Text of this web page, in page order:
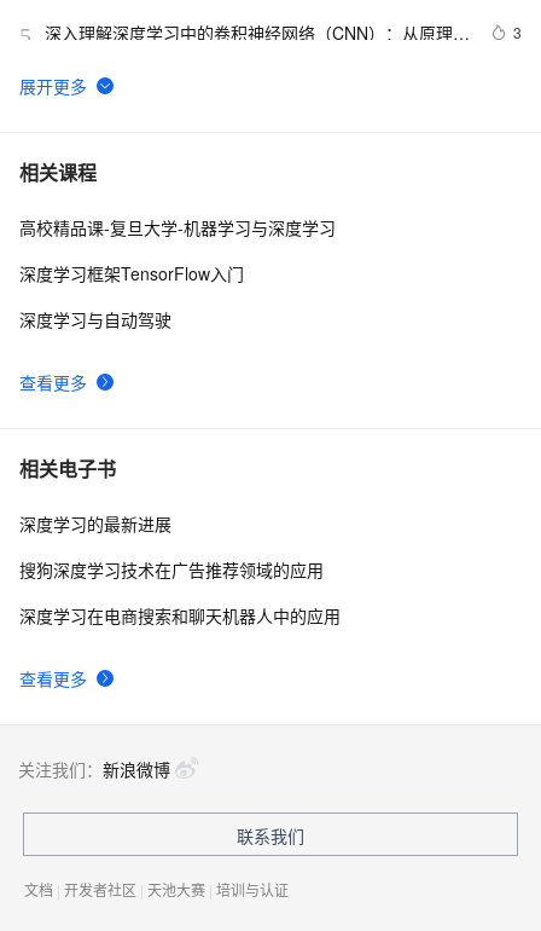
5 深入理解深度学习中的卷积神经网络（CNN）：从原理到
3
6 Python深度学习面试：CNN、RNN与Transformer详解
7 深度学习中的图像风格迁移技术探析
8 使用PyTorch解决多分类问题：构建、训练和评估深度学
相关课程
查看更多
高校精品课-复旦大学-机器学习与深度学习
深度学习框架TensorFlow入门
深度学习与自动驾驶
相关电子书
查看更多
深度学习的最新进展
搜狗深度学习技术在广告推荐领域的应用
深度学习在电商搜索和聊天机器人中的应用
关注我们： 新浪微博
联系我们
文档 | 开发者社区 | 天池大赛 | 培训与认证